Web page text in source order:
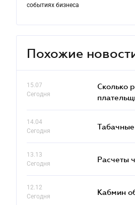
событиях бизнеса
Похожие
15.07
Сегодня
Сколько
14.04
Сегодня
13.13
Сегодня
Расчеты
12.12
Сегодня
Кабмин